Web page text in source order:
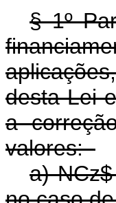
§ 1º
desta Lei
a
valores:
a)